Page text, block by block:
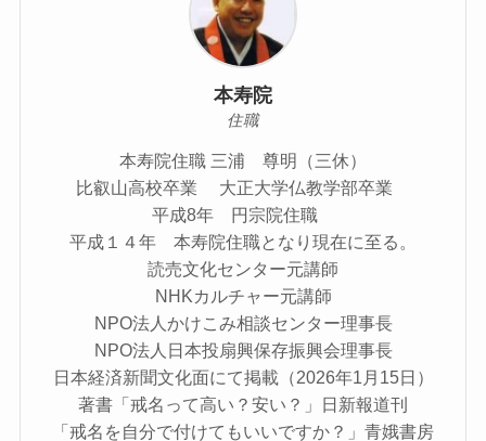
本寿院
住職
本寿院住職 三浦 尊明（三休）
比叡山高校卒業 大正大学仏教学部卒業
平成8年 円宗院住職
平成１４年 本寿院住職となり現在に至る。
読売文化センター元講師
NHKカルチャー元講師
NPO法人かけこみ相談センター理事長
NPO法人日本投扇興保存振興会理事長
日本経済新聞文化面にて掲載（2026年1月15日）
著書「戒名って高い？安い？」日新報道刊
「戒名を自分で付けてもいいですか？」青娥書房